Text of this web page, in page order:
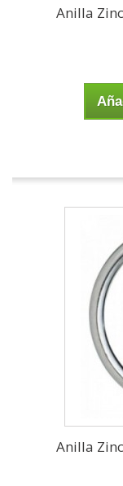
Anilla
Anilla